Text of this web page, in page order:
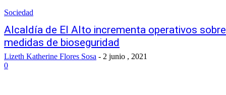
Sociedad
Alcaldía de El Alto incrementa operativos
medidas de bioseguridad
Lizeth Katherine Flores Sosa - 2 junio , 2021
0